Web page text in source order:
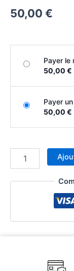
50,00 €
Payer le
50,00 €
Payer
50,00 €